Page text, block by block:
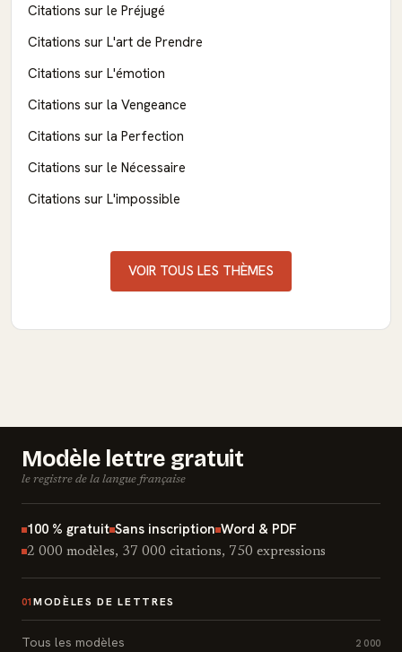
Citations sur le Préjugé
Citations sur L'art de Prendre
Citations sur L'émotion
Citations sur la Vengeance
Citations sur la Perfection
Citations sur le Nécessaire
Citations sur L'impossible
VOIR TOUS LES THÈMES
Modèle lettre gratuit
le registre de la langue française
100 % gratuit Sans inscription Word & PDF
2 000 modèles, 37 000 citations, 750 expressions
01 MODÈLES DE LETTRES
Tous les modèles 2 000